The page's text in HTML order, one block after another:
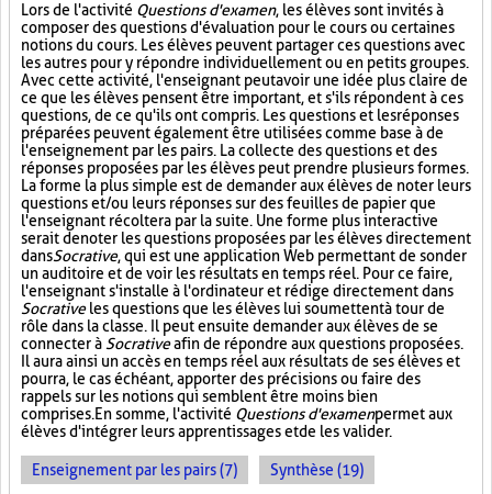
Lors de l'activité Questions d'examen, les élèves sont invités à
composer des questions d'évaluation pour le cours ou certaines
notions du cours. Les élèves peuvent partager ces questions avec
les autres pour y répondre individuellement ou en petits groupes.
Avec cette activité, l'enseignant peut avoir une idée plus claire de
ce que les élèves pensent être important, et s'ils répondent à ces
questions, de ce qu'ils ont compris. Les questions et les réponses
préparées peuvent également être utilisées comme base à de
l'enseignement par les pairs. La collecte des questions et des
réponses proposées par les élèves peut prendre plusieurs formes.
La forme la plus simple est de demander aux élèves de noter leurs
questions et/ou leurs réponses sur des feuilles de papier que
l'enseignant récoltera par la suite. Une forme plus interactive
serait de noter les questions proposées par les élèves directement
dansSocrative, qui est une application Web permettant de sonder
un auditoire et de voir les résultats en temps réel. Pour ce faire,
l'enseignant s'installe à l'ordinateur et rédige directement dans
Socrativeles questions que les élèves lui soumettent à tour de
rôle dans la classe. Il peut ensuite demander aux élèves de se
connecter à Socrativeafin de répondre aux questions proposées.
Il aura ainsi un accès en temps réel aux résultats de ses élèves et
pourra, le cas échéant, apporter des précisions ou faire des
rappels sur les notions qui semblent être moins bien
comprises. En somme, l'activité Questions d'examenpermet aux
élèves d'intégrer leurs apprentissages et de les valider.
Enseignement par les pairs (7) Synthèse (19)